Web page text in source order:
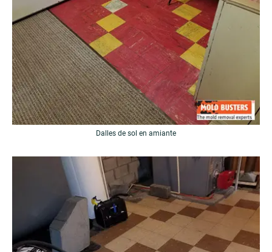
Dalles de sol en amiante